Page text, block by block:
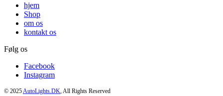
hjem
Shop
om os
kontakt os
Følg os
Facebook
Instagram
© 2025 AutoLights.DK , All Rights Reserved